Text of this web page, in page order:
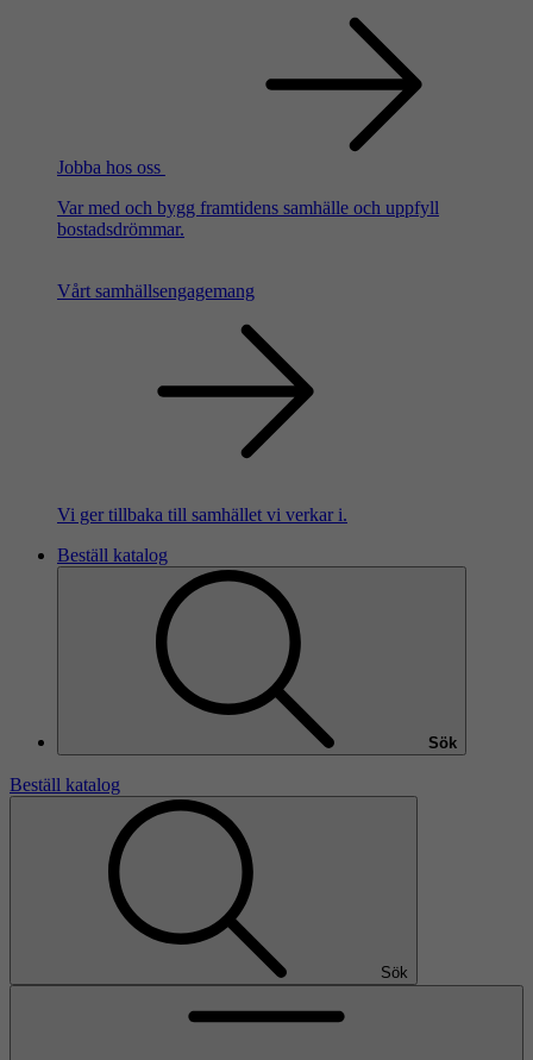
Jobba hos oss
Var med och bygg framtidens samhälle och uppfyll
bostadsdrömmar.
Vårt samhällsengagemang
Vi ger tillbaka till samhället vi verkar i.
Beställ katalog
Sök
Beställ katalog
Sök